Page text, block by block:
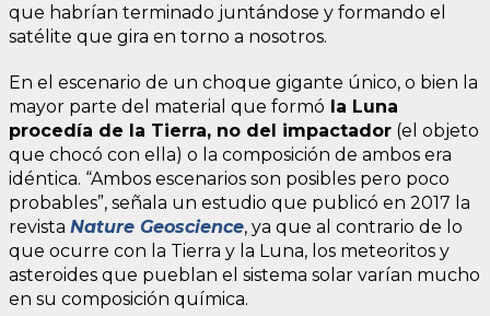
que habrían terminado juntándose y formando el
satélite que gira en torno a nosotros.
En el escenario de un choque gigante único, o bien la
mayor parte del material que formó la Luna
procedía de la Tierra, no del impactador (el objeto
que chocó con ella) o la composición de ambos era
idéntica. “Ambos escenarios son posibles pero poco
probables”, señala un estudio que publicó en 2017 la
revista Nature Geoscience, ya que al contrario de lo
que ocurre con la Tierra y la Luna, los meteoritos y
asteroides que pueblan el sistema solar varían mucho
en su composición química.